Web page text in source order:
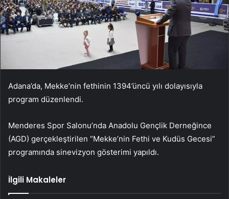
Adana’da, Mekke’nin fethinin 1394’üncü yılı dolayısıyla
program düzenlendi.
Menderes Spor Salonu’nda Anadolu Gençlik Derneğince
(AGD) gerçekleştirilen “Mekke’nin Fethi ve Kudüs Gecesi”
programında sinevizyon gösterimi yapıldı.
İlgili Makaleler